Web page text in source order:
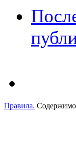
Правила.